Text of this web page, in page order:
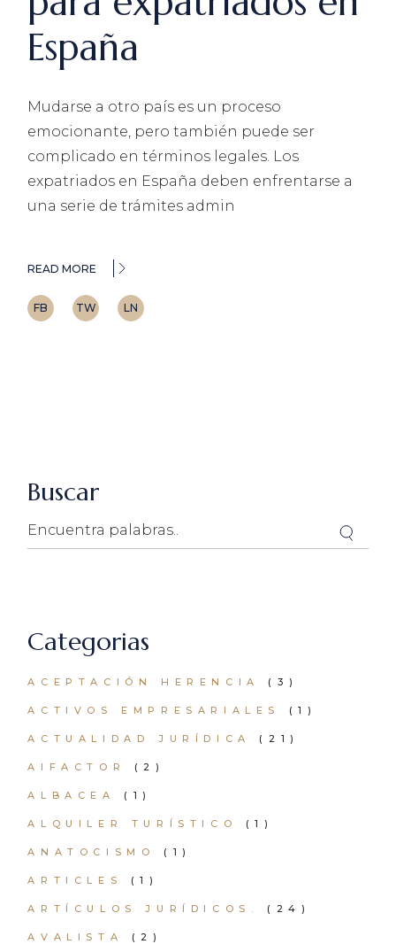
España
Mudarse a otro país es un proceso
emocionante, pero también puede ser
complicado en términos legales. Los
expatriados en España deben enfrentarse a
una serie de trámites admin
READ MORE
FB TW LN
Buscar
Search
Categorias
ACEPTACIÓN HERENCIA (3)
ACTIVOS EMPRESARIALES (1)
ACTUALIDAD JURÍDICA (21)
AIFACTOR (2)
ALBACEA (1)
ALQUILER TURÍSTICO (1)
ANATOCISMO (1)
ARTICLES (1)
ARTÍCULOS JURÍDICOS. (24)
AVALISTA (2)